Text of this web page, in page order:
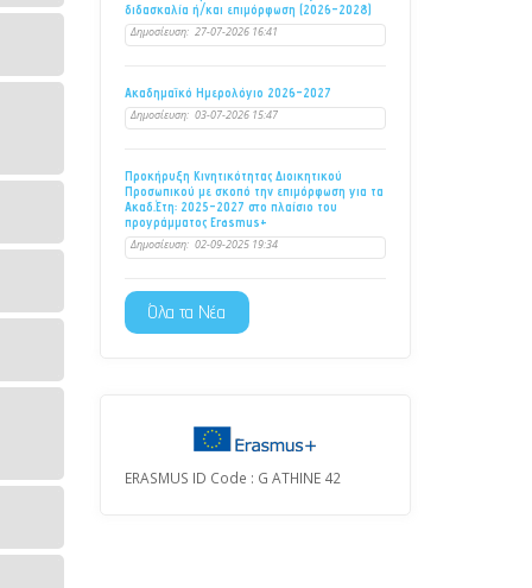
διδασκαλία ή/και επιμόρφωση (2026-2028)
Δημοσίευση: 27-07-2026 16:41
Ακαδημαϊκό Ημερολόγιο 2026-2027
Δημοσίευση: 03-07-2026 15:47
Προκήρυξη Κινητικότητας Διοικητικού
Προσωπικού με σκοπό την επιμόρφωση για τα
Ακαδ.Έτη: 2025-2027 στο πλαίσιο του
προγράμματος Erasmus+
Δημοσίευση: 02-09-2025 19:34
Όλα τα Νέα
ERASMUS ID Code : G ATHINE 42